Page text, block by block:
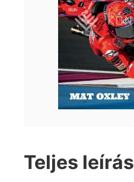
Teljes leírás